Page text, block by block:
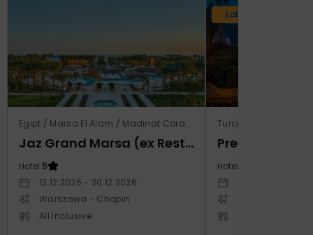
Egipt / Marsa El Alam / Madinat Coraya
Jaz Grand Marsa (ex Resta Grand Resort)
Hotel:5
13.12.2026 - 20.12.2026
Warszawa - Chopin
All Inclusive
Lato 2026
Turcja / Riwiera
Prestige
Hotel:
Warszawa -